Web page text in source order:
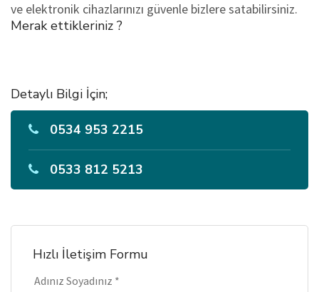
ve elektronik cihazlarınızı güvenle bizlere satabilirsiniz.
Merak ettikleriniz ?
Detaylı Bilgi İçin;
0534 953 2215
0533 812 5213
Hızlı İletişim Formu